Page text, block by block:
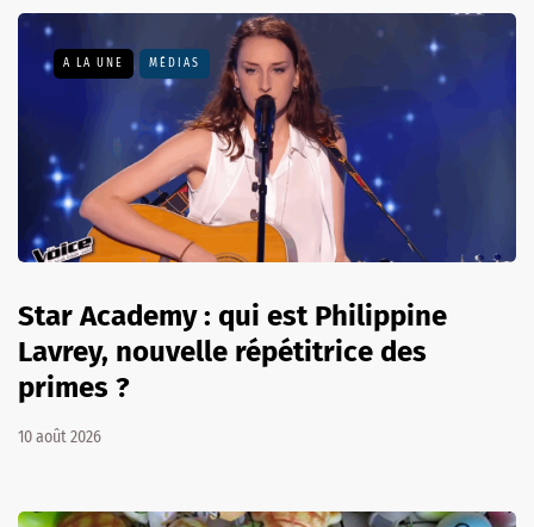
A LA UNE MÉDIAS
Star Academy : qui est Philippine
Lavrey, nouvelle répétitrice des
primes ?
10 août 2026